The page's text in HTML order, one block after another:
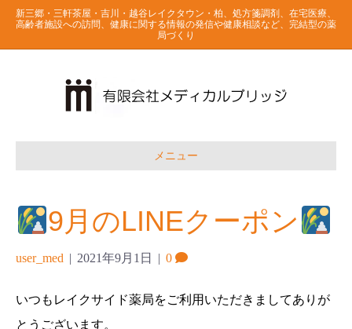
新三郷・三軒茶屋・吉川・越谷レイクタウン・柏、処方箋調剤、在宅医療、
高齢者施設への訪問、健康に関する情報の発信や健康相談など、完結型の薬
局づくり
メニュー
9月のLINEクーポン
user_med | 2021年9月1日 | 0
いつもレイクサイド薬局をご利用いただきましてありが
とうございます。